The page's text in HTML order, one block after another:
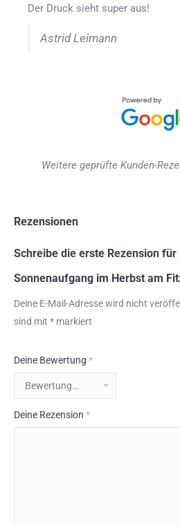
Der Druck sieht super aus!
Astrid Leimann
Weitere geprüfte Kunden-
Rezensionen
Schreibe die erste Rezension für
Sonnenaufgang im Herbst am
Deine E-Mail-Adresse wird nicht
sind mit * markiert
Deine Bewertung *
Deine Rezension *